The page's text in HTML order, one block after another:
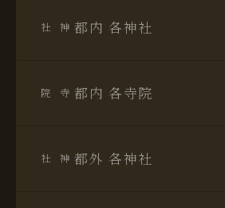
神社 都内 各神社
寺院 都内 各寺院
神社 都外 各神社